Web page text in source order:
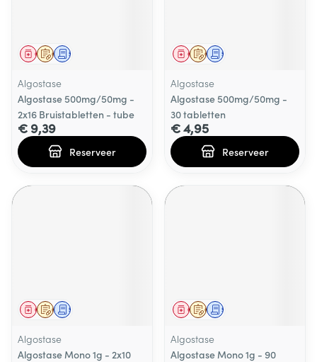
Op voorschrift
GeneesmiddelSchriftelijke aanvraag
Algostase
Algostase 500mg/50mg -
2x16 Bruistabletten - tube
€ 9,39
Reserveer
Op voorschrift
GeneesmiddelSchriftelijke aanvraag
Algostase
Algostase 500mg/50mg -
30 tabletten
€ 4,95
Reserveer
Op voorschrift
GeneesmiddelSchriftelijke aanvraag
Algostase
Algostase Mono 1g - 2x10
Op voorschrift
GeneesmiddelSchriftelijke aanvraag
Algostase
Algostase Mono 1g - 90